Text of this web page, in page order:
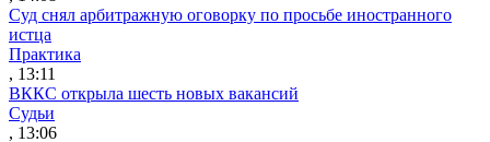
Суд снял арбитражную оговорку по просьбе иностранного
истца
Практика
, 13:11
ВККС открыла шесть новых вакансий
Судьи
, 13:06